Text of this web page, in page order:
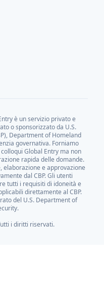
è un servizio privato e
o sponsorizzato da U.S.
Department of Homeland
governativa. Forniamo
Global Entry ma non
rapida delle domande.
elaborazione e approvazione
dal CBP. Gli utenti
tutti i requisiti di idoneità e
direttamente al CBP.
del U.S. Department of
i diritti riservati.